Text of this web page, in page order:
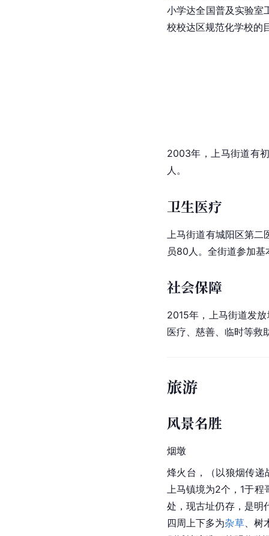
小学达全国普及实验室
校校达区规范化学校的
2003年，上马街道有
人。
卫生医疗
上马街道有城阳区第二
员80人。全街道参加基
社会保障
2015年，上马街道发
医疗、慈善、临时等救
旅游
风景名胜
烟墩
烽火台，（以狼烟传
上马镇境为2个，1于
处，现古址仍存，是明
四周上下多为杂草、树